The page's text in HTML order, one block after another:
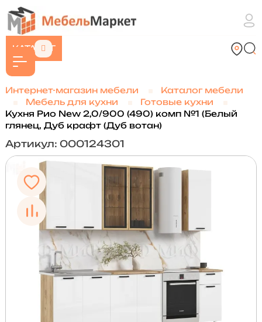
КАТАЛОГ
Интернет-магазин мебели
Каталог мебели
Мебель для кухни
Готовые кухни
Кухня Рио New 2,0/900 (490) комп №1 (Белый
глянец, Дуб крафт (Дуб вотан)
Артикул: 000124301